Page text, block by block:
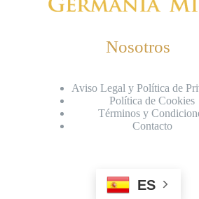
Nosotros
Aviso Legal y Política de
Política de Cookies
Términos y
Contacto
ES